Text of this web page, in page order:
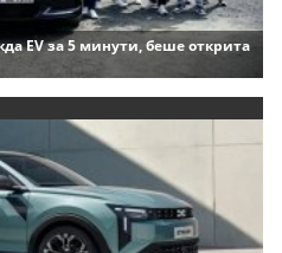
EV за 5 минути, беше открита